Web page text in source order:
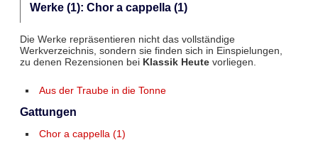
Werke (1): Chor a cappella (1)
Die Werke repräsentieren nicht das vollständige
Werkverzeichnis, sondern sie finden sich in Einspielungen,
zu denen Rezensionen bei Klassik Heutevorliegen.
Aus der Traube in die Tonne
Gattungen
Chor a cappella (1)